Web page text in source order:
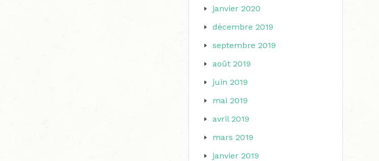
janvier 2020
décembre 2019
septembre 2019
août 2019
juin 2019
mai 2019
avril 2019
mars 2019
janvier 2019